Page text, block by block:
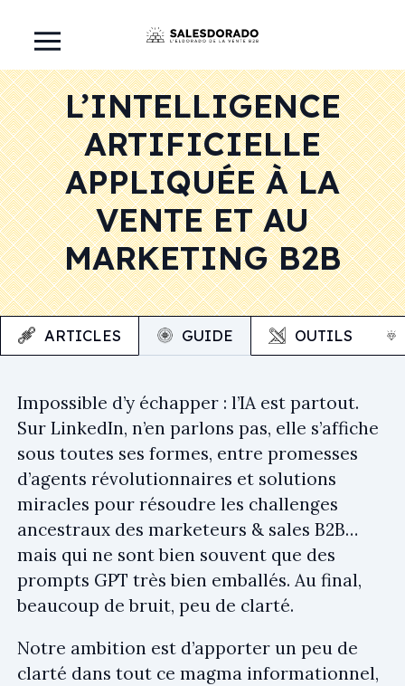
L’INTELLIGENCE
ARTIFICIELLE
APPLIQUÉE À LA
VENTE ET AU
MARKETING B2B
ARTICLES GUIDE OUTILS
Impossible d’y échapper : l’IA est partout.
Sur LinkedIn, n’en parlons pas, elle s’affiche
sous toutes ses formes, entre promesses
d’agents révolutionnaires et solutions
miracles pour résoudre les challenges
ancestraux des marketeurs & sales B2B…
mais qui ne sont bien souvent que des
prompts GPT très bien emballés. Au final,
beaucoup de bruit, peu de clarté.
Notre ambition est d’apporter un peu de
clarté dans tout ce magma informationnel,